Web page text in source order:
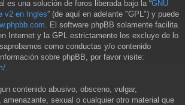
es una solución de foros liberada bajo la “GNU
v2 en Ingles” (de aquí en adelante "GPL") y puede
. El software phpBB solamente facilita
Internet y la GPL estrictamente los excluye de lo
como conductas y/o contenido
sobre phpBB, por favor visite:
contenido abusivo, obsceno, vulgar,
amenazante, sexual o cualquier otro material que